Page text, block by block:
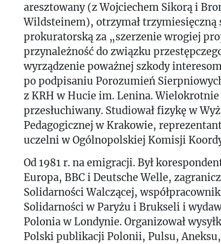
aresztowany (z Wojciechem Sikorą i
Wildsteinem), otrzymał trzymiesięczną
prokuratorską za „szerzenie wrogiej
przynależność do związku
wyrządzenie poważnej szkody
po podpisaniu Porozumień
z KRH w Hucie im. Lenina.
przesłuchiwany. Studiował fizykę w
Pedagogicznej w Krakowie,
uczelni w Ogólnopolskiej Komisji
Od 1981 r. na emigracji. Był
Europa, BBC i Deutsche Welle,
Solidarności Walczącej,
Solidarności w Paryżu i Brukseli i
Polonia w Londynie. Organizował
Polski publikacji Polonii, Pulsu,